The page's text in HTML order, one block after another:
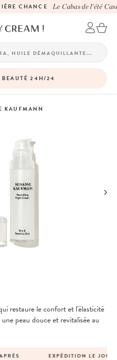
CHANCE Le Cabas de l'été
BEAUTÉ 24H/24
KAUFMANN
restaure le confort et l'élasticité
peau douce et revitalisée au
POUR TOUTE COMMANDE